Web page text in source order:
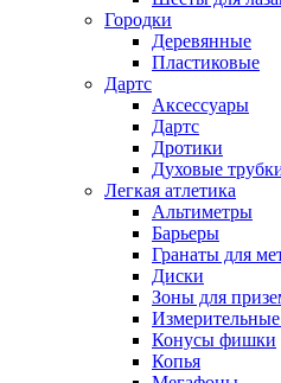
Городки
Деревянные
Пластиковые
Дартс
Аксессуары
Дартс
Дротики
Духовые
Легкая атлетика
Альтиметры
Барьеры
Гранаты для
Диски
Зоны для
Конусы фишки
Копья